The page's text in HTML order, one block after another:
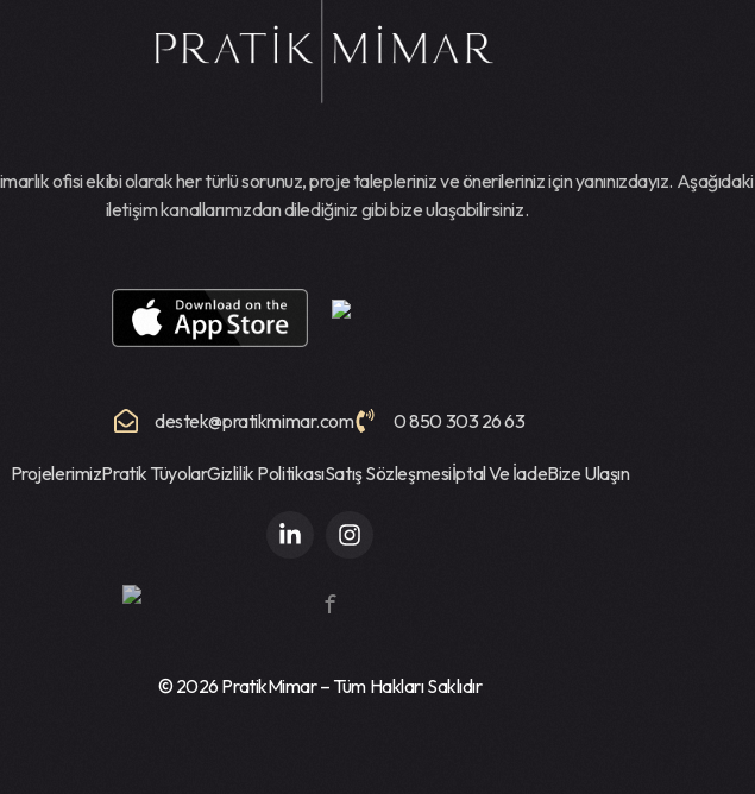
ofisi ekibi olarak her türlü sorunuz, proje talepleriniz ve önerileriniz için yanınızdayız. Aşağıdaki
iletişim kanallarımızdan dilediğiniz gibi bize ulaşabilirsiniz.
destek@pratikmimar.com 0 850 303 26 63
ProjelerimizPratik TüyolarGizlilik PolitikasıSatış Sözleşmesiİptal Ve İadeBize Ulaşın
© 2026 PratikMimar– Tüm Hakları Saklıdır